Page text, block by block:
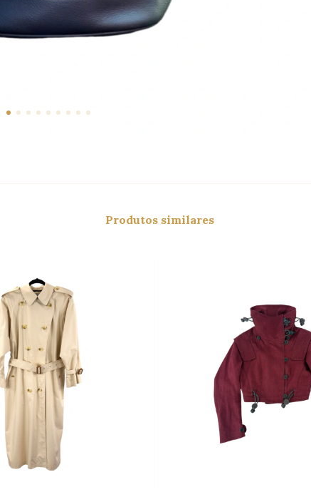
Produtos similares